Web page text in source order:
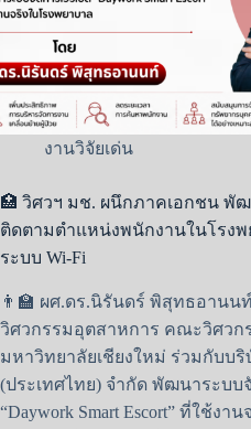
งานวิจัยเด่น
🏥 วิศวฯ มช. ผนึกภาคเอกชน พั
ติดตามตำแหน่งพนักงานในโรงพ
ระบบ Wi-Fi
👨‍🏫 ผศ.ดร.นิรันดร์ พิสุทธอานน
วิศวกรรมอุตสาหการ คณะวิศวก
มหาวิทยาลัยเชียงใหม่ ร่วมกับบริ
(ประเทศไทย) จำกัด พัฒนาระบบจั
“Daywork Smart Escort” ที่ใช้งาน